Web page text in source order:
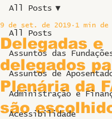
All Posts
Assuntos das
Assuntos de
Administração e
Acessibilidade
All Posts
Delegadas e
delegados
Plenária da
são
9 de set. de 2019 1 min